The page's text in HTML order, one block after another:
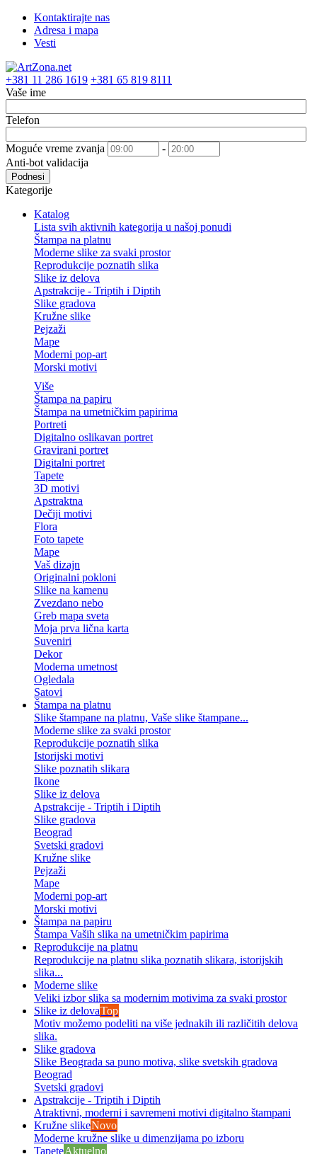
Kontaktirajte nas
Adresa i mapa
Vesti
+381 11 286 1619 +381 65 819 8111
Vaše ime
Telefon
Moguće vreme zvanja
-
Anti-bot validacija
Podnesi
Kategorije
Katalog
Lista svih aktivnih kategorija u našoj ponudi
Štampa na platnu
Moderne slike za svaki prostor
Reprodukcije poznatih slika
Slike iz delova
Apstrakcije - Triptih i Diptih
Slike gradova
Kružne slike
Pejzaži
Mape
Moderni pop-art
Morski motivi
Više
Štampa na papiru
Štampa na umetničkim papirima
Portreti
Digitalno oslikavan portret
Gravirani portret
Digitalni portret
Tapete
3D motivi
Apstraktna
Dečiji motivi
Flora
Foto tapete
Mape
Vaš dizajn
Originalni pokloni
Slike na kamenu
Zvezdano nebo
Greb mapa sveta
Moja prva lična karta
Suveniri
Dekor
Moderna umetnost
Ogledala
Satovi
Štampa na platnu
Slike štampane na platnu, Vaše slike štampane...
Moderne slike za svaki prostor
Reprodukcije poznatih slika
Istorijski motivi
Slike poznatih slikara
Ikone
Slike iz delova
Apstrakcije - Triptih i Diptih
Slike gradova
Beograd
Svetski gradovi
Kružne slike
Pejzaži
Mape
Moderni pop-art
Morski motivi
Štampa na papiru
Štampa Vaših slika na umetničkim papirima
Reprodukcije na platnu
Reprodukcije na platnu slika poznatih slikara, istorijskih
slika...
Moderne slike
Veliki izbor slika sa modernim motivima za svaki prostor
Slike iz delovaTop
Motiv možemo podeliti na više jednakih ili različitih delova
slika.
Slike gradova
Slike Beograda sa puno motiva, slike svetskih gradova
Beograd
Svetski gradovi
Apstrakcije - Triptih i Diptih
Atraktivni, moderni i savremeni motivi digitalno štampani
Kružne slikeNovo
Moderne kružne slike u dimenzijama po izboru
TapeteAktuelno